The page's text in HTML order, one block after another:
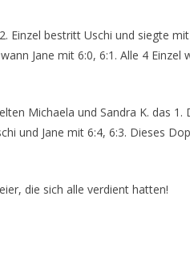
Einzel bestritt Uschi und siegte
Jane mit 6:0, 6:1. Alle 4
Michaela und Sandra K. das 1.
und Jane mit 6:4, 6:3. Dieses
die sich alle verdient hatten!